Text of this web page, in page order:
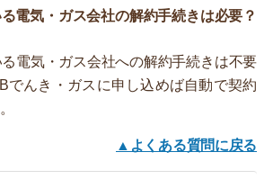
電気・ガス会社の解約手続きは必要？
電気・ガス会社への解約手続きは不要
でんき・ガスに申し込めば自動で契約
▲よくある質問に戻る